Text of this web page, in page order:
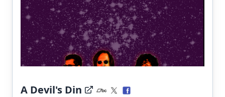
A Devil's Din